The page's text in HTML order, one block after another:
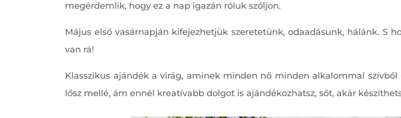
megérdemlik, hogy ez a nap igazán róluk szóljon.
Május első vasárnapján kifejezhetjük szeretetünk, odaadásunk, hálánk. S
van rá!
Klasszikus ajándék a virág, aminek minden nő minden alkalommal
lősz mellé, ám ennél kreatívabb dolgot is ajándékozhatsz, sőt, akár